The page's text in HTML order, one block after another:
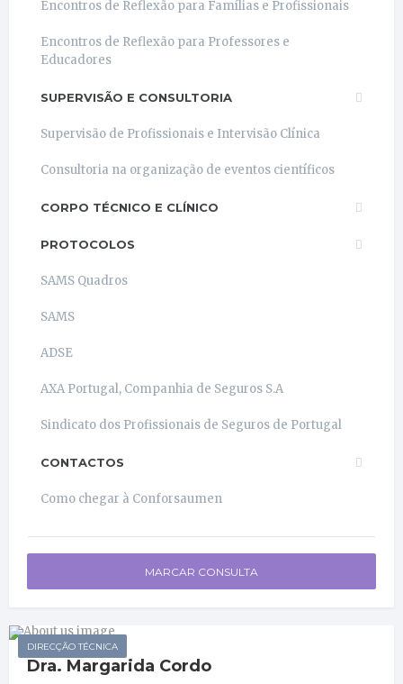
Encontros de Reflexão para Famílias e Profissionais
Encontros de Reflexão para Professores e
Educadores
SUPERVISÃO E CONSULTORIA
Supervisão de Profissionais e Intervisão Clínica
Consultoria na organização de eventos científicos
CORPO TÉCNICO E CLÍNICO
PROTOCOLOS
SAMS Quadros
SAMS
ADSE
AXA Portugal, Companhia de Seguros S.A
Sindicato dos Profissionais de Seguros de Portugal
CONTACTOS
Como chegar à Conforsaumen
MARCAR CONSULTA
DIRECÇÃO TÉCNICA
Dra. Margarida Cordo